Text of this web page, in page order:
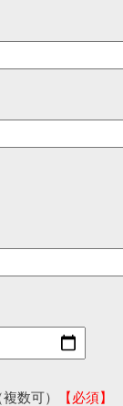
数可）
【必須】